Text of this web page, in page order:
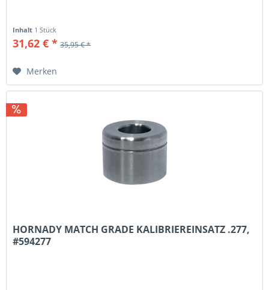
Inhalt 1 Stück
31,62 € * 35,95 € *
Merken
HORNADY MATCH GRADE KALIBRIEREINSATZ .277,
#594277